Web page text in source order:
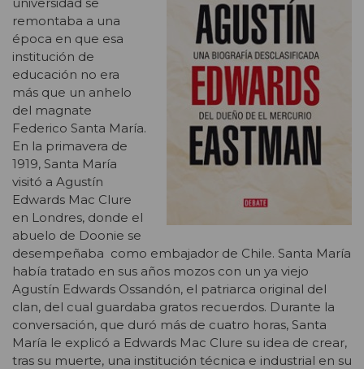
remontaba a una
época en que esa
institución de
educación no era
más que un anhelo
del magnate
Federico Santa María.
En la primavera de
1919, Santa María
visitó a Agustín
Edwards Mac Clure
en Londres, donde el
abuelo de Doonie se
desempeñaba como embajador de Chile. Santa María
había tratado en sus años mozos con un ya viejo
Agustín Edwards Ossandón, el patriarca original del
clan, del cual guardaba gratos recuerdos. Durante la
conversación, que duró más de cuatro horas, Santa
María le explicó a Edwards Mac Clure su idea de crear,
tras su muerte, una institución técnica e industrial en su